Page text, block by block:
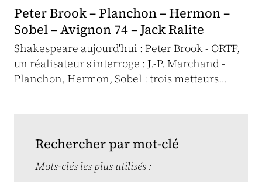
Peter Brook – Planchon – Hermon –
Sobel – Avignon 74 – Jack Ralite
Shakespeare aujourd'hui : Peter Brook - ORTF,
un réalisateur s'interroge : J.-P. Marchand -
Planchon, Hermon, Sobel : trois metteurs…
Rechercher par mot-clé
Mots-clés les plus utilisés :